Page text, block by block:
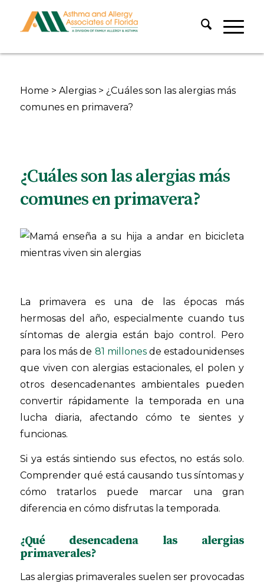
Home > Alergias> ¿Cuáles son las alergias más
comunes en primavera?
¿Cuáles son las alergias más
comunes en primavera?
La primavera es una de las épocas más
hermosas del año, especialmente cuando tus
síntomas de alergia están bajo control. Pero
para los más de 81 millonesde estadounidenses
que viven con alergias estacionales, el polen y
otros desencadenantes ambientales pueden
convertir rápidamente la temporada en una
lucha diaria, afectando cómo te sientes y
funcionas.
Si ya estás sintiendo sus efectos, no estás solo.
Comprender qué está causando tus síntomas y
cómo tratarlos puede marcar una gran
diferencia en cómo disfrutas la temporada.
¿Qué desencadena las alergias
primaverales?
Las alergias primaverales suelen ser provocadas